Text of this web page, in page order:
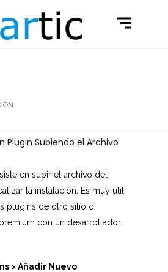
Plugin Subiendo el Archivo
en subir el archivo del
la instalación. Es muy útil
plugins de otro sitio o
con un desarrollador
> Añadir Nuevo